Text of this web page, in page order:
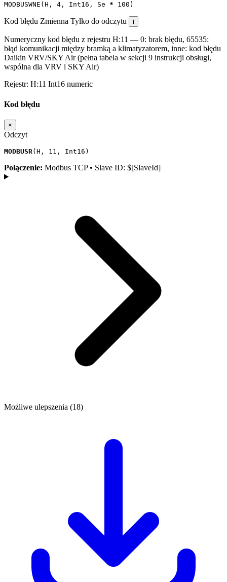
MODBUSWNE ( H , 4 , Int16 , Se * 100 )
Kod błędu Zmienna Tylko do odczytu i
Numeryczny kod błędu z rejestru H:11 — 0: brak błędu, 65535:
błąd komunikacji między bramką a klimatyzatorem, inne: kod błędu
Daikin VRV/SKY Air (pełna tabela w sekcji 9 instrukcji obsługi,
wspólna dla VRV i SKY Air)
Rejestr: H:11 Int16 numeric
Kod błędu
×
Odczyt
MODBUSR ( H , 11 , Int16 )
Połączenie: Modbus TCP • Slave ID: $[SlaveId]
Możliwe ulepszenia (18)